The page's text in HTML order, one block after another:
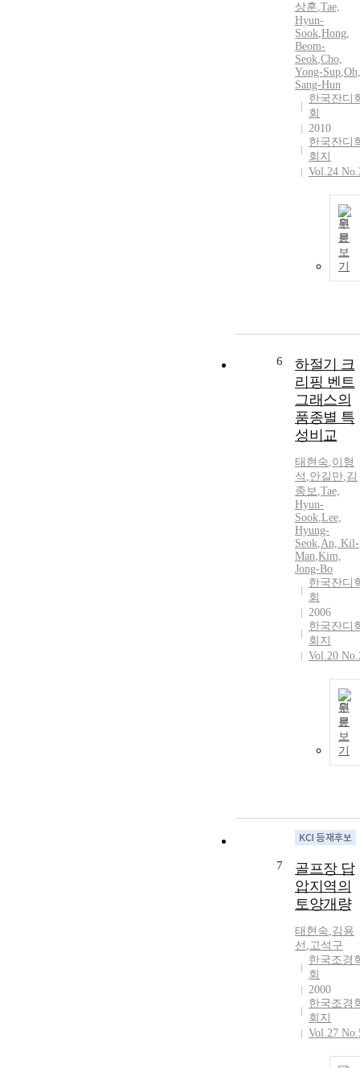
상훈,Tae,
Hyun-
Sook,Hong,
Beom-
Seok,Cho,
Yong-Sup,Oh,
Sang-Hun
한국잔디
회
2010
한국잔디
회지
Vol.24
원
문
보
기
6
하절기 크
리핑 벤트
그래스의
품종별 특
성비교
태현숙,이형
석 ,안길만,김
종보,Tae,
Hyun-
Sook,Lee,
Hyung-
Seok,An, Kil-
Man,Kim,
Jong-Bo
한국잔디
회
2006
한국잔디
회지
Vol.20
원
문
보
기
7
골프장 답
압지역의
토양개량
태현숙,김용
선 ,고석구
한국조경
회
2000
한국조경
회지
Vol.27